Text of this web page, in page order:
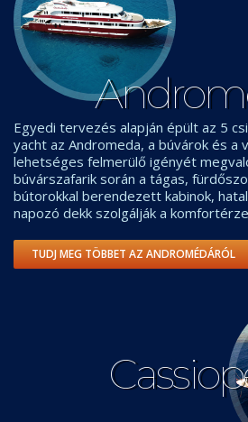
Egyedi tervezés alapján épült az 5
yacht az Andromeda, a búvárok és a
lehetséges felmerülő igényét
búvárszafarik során a tágas,
bútorokkal berendezett kabinok,
napozó dekk szolgálják a
TUDJ MEG TÖBBET AZ ANDROMÉDÁRÓL